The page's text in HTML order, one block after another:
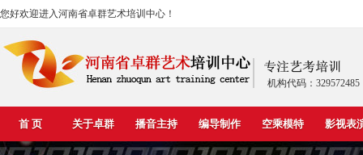
您好欢迎进入河南省卓群艺术培训中心！
机构代码：329572485
首 页 关于卓群 播音主持 编导制作 空乘模特 影视表